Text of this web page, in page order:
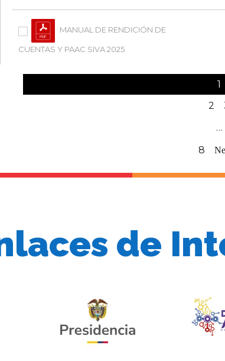
MANUAL DE RENDICIÓN DE
CUENTAS Y PAAC SIVA 2025
1
2
…
8
de